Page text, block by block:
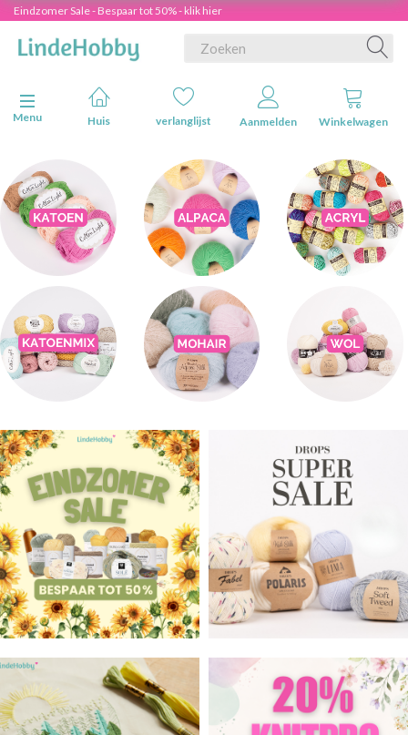
Eindzomer Sale - Bespaar tot 50% - klik hier
Navigatie in-/uitschakelen
Menu
Huis verlanglijst Aanmelden Winkelwagen